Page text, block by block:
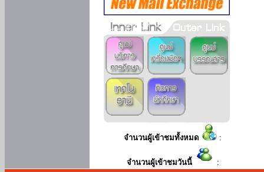
จำนวนผู้เข้าชมทั้งหมด :
จำนวนผู้เข้าชมวันนี้ :